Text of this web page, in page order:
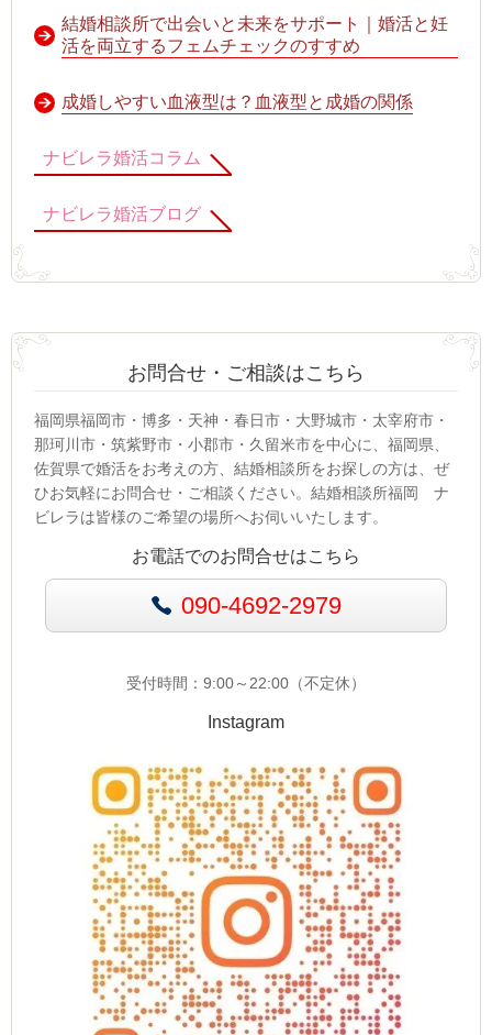
結婚相談所で出会いと未来をサポート｜婚活と妊
活を両立するフェムチェックのすすめ
成婚しやすい血液型は？血液型と成婚の関係
ナビレラ婚活コラム
ナビレラ婚活ブログ
お問合せ・ご相談はこちら
福岡県福岡市・博多・天神・春日市・大野城市・太宰府市・
那珂川市・筑紫野市・小郡市・久留米市を中心に、福岡県、
佐賀県で婚活をお考えの方、結婚相談所をお探しの方は、ぜ
ひお気軽にお問合せ・ご相談ください。結婚相談所福岡 ナ
ビレラは皆様のご希望の場所へお伺いいたします。
お電話でのお問合せはこちら
090-4692-2979
受付時間：9:00～22:00（不定休）
Instagram